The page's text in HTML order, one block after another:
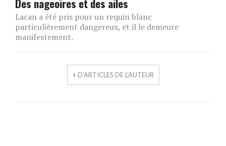
Lacan a été pris pour un requin blanc
particulièrement dangereux, et il le demeure
manifestement.
+ D'ARTICLES DE L'AUTEUR